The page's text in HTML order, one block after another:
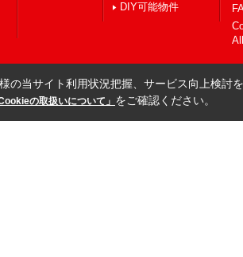
DIY可能物件
の当サイト利用状況把握、サービス向上検討
Cookieの取扱いについて」 をご確認ください。